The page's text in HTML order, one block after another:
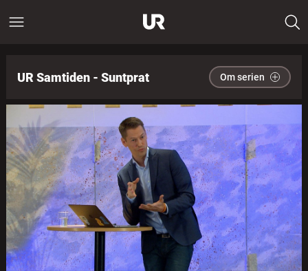
UR Samtiden - Suntprat Om serien